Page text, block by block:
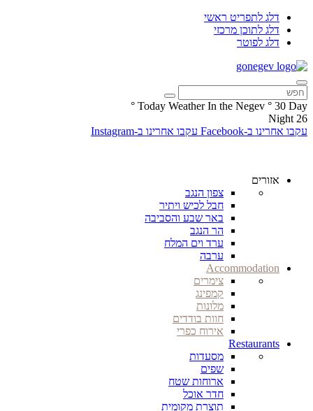
דלג לתפריט ראשי
דלג לתוכן מרכזי
דלג לפוטר
Today Weather In the Negev ° 30 Day
°
26
Night
עקבו אחרינו ב-Facebook
עקבו אחרינו ב-Instagram
אזורים
צפון הנגב
חבל לכיש ויתיר
באר שבע והסביבה
הר הנגב
ערד וים המלח
ערבה
Accommodation
צימרים
קמפינג
מלונות
חוות בודדים
אירוח כפרי
Restaurants
מסעדות
שפים
ארוחות שטח
חדר אוכל
תוצרת מקומית